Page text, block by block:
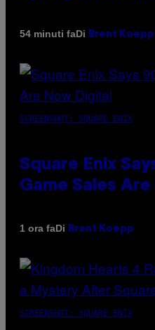
54 minuti faDi Brent Koepp
SCREENSHOT: SQUARE ENIX
Square Enix
Game Sales
1 ora faDi Brent Koepp
SCREENSHOT: SQUARE ENIX